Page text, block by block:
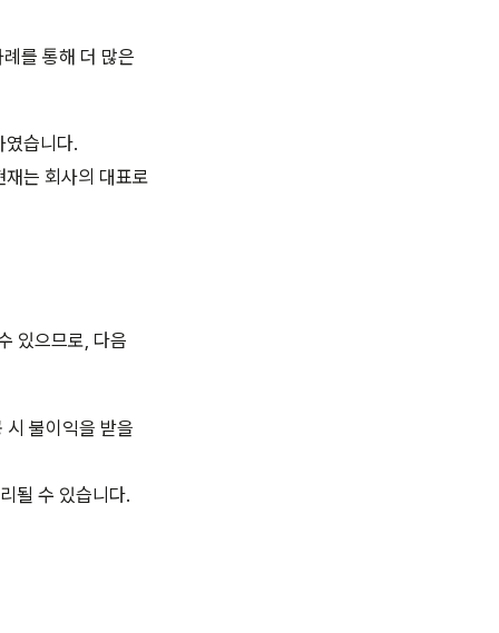
를 통해 더 많은
였습니다.
는 회사의 대표로
있으므로, 다음
시 불이익을 받을
될 수 있습니다.